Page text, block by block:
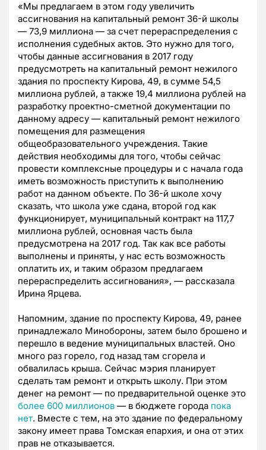
«Мы предлагаем в этом году увеличить
ассигнования на капитальный ремонт 36-й школы
— 73,9 миллиона — за счет перераспределения с
исполнения судебных актов. Это нужно для того,
чтобы данные ассигнования в 2017 году
предусмотреть на капитальный ремонт нежилого
здания по проспекту Кирова, 49, в сумме 54,5
миллиона рублей, а также 19,4 миллиона рублей на
разработку проектно-сметной документации по
данному адресу — капитальный ремонт нежилого
помещения для размещения
общеобразовательного учреждения. Такие
действия необходимы для того, чтобы сейчас
провести комплексные процедуры и с начала года
иметь возможность приступить к выполнению
работ на данном объекте. По 36-й школе хочу
сказать, что школа уже сдана, второй год как
функционирует, муниципальный контракт на 117,7
миллиона рублей, основная часть была
предусмотрена на 2017 год. Так как все работы
выполнены и приняты, у нас есть возможность
оплатить их, и таким образом предлагаем
перераспределить ассигнования», — рассказала
Ирина Ярцева.
Напомним, здание по проспекту Кирова, 49, ранее
принадлежало Минобороны, затем было брошено и
перешло в ведение муниципальных властей. Оно
много раз горело, год назад там сгорела и
обвалилась крыша. Сейчас мэрия планирует
сделать там ремонт и открыть школу. При этом
денег на ремонт — по предварительной оценке это
более 600 миллионов — в бюджете города пока
нет. Вместе с тем, на это здание по федеральному
закону имеет права Томская епархия, и она от этих
прав не отказывается.